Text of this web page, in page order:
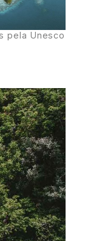
local
pela Unesco